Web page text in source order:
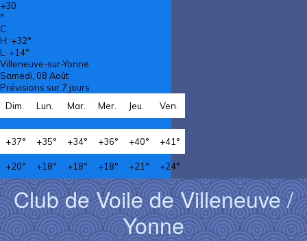
+30
°
C
H: +32°
L: +14°
Villeneuve-sur-Yonne
Samedi, 08 Août
Prévisions sur 7 jours
Dim.
Lun. Mar. Mer. Jeu. Ven.
+37° +35° +34° +36° +40° +41°
+20° +18° +18° +18° +21° +24°
Club de Voile de Villeneuve /
Yonne